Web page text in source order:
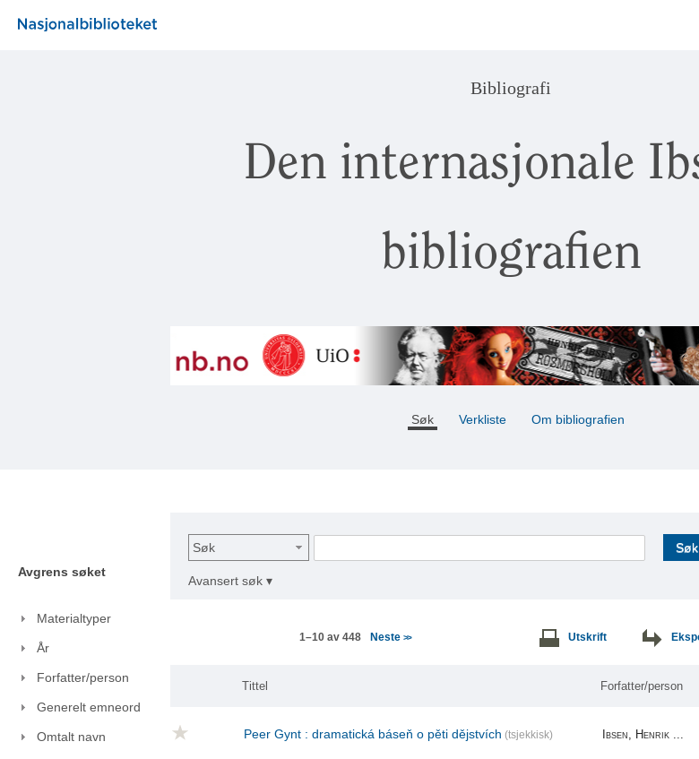
Bibliografi
Den internasjonale
bibliografien
Søk Verkliste Om bibliografien
Avgrens søket
Materialtyper
År
Forfatter/person
Generelt emneord
Omtalt navn
Søk Søk
Avansert søk ▾
1–10 av 448 Neste >> Utskrift
Tittel Forfatter/person
Peer Gynt : dramatická báseň o pěti dějstvích (tsjekkisk) Ibsen, Henrik ...